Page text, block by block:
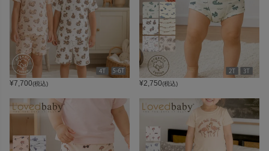
¥7,700(税込) ¥2,750(税込)